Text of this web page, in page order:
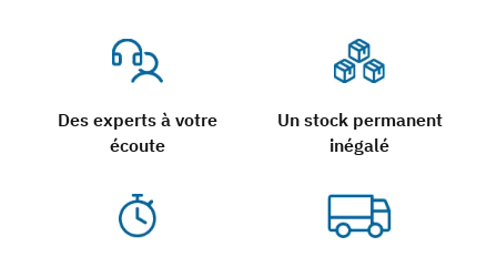
Des experts à votre
écoute
Un stock permanent
inégalé